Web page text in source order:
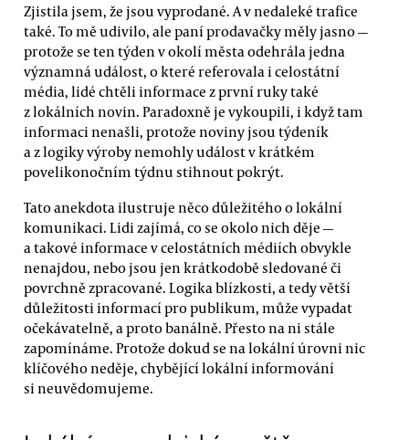
Zjistila jsem, že jsou vyprodané. A v nedaleké trafice
také. To mě udivilo, ale paní prodavačky měly jasno —
protože se ten týden v okolí města odehrála jedna
významná událost, o které referovala i celostátní
média, lidé chtěli informace z první ruky také
z lokálních novin. Paradoxně je vykoupili, i když tam
informaci nenašli, protože noviny jsou týdeník
a z logiky výroby nemohly událost v krátkém
povelikonočním týdnu stihnout pokrýt.
Tato anekdota ilustruje něco důležitého o lokální
komunikaci. Lidi zajímá, co se okolo nich děje —
a takové informace v celostátních médiích obvykle
nenajdou, nebo jsou jen krátkodobě sledované či
povrchně zpracované. Logika blízkosti, a tedy větší
důležitosti informací pro publikum, může vypadat
očekávatelně, a proto banálně. Přesto na ni stále
zapomínáme. Protože dokud se na lokální úrovni nic
klíčového neděje, chybějící lokální informování
si neuvědomujeme.